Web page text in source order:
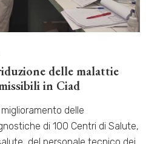
delle malattie
in Ciad
delle
di 100 Centri di Salute,